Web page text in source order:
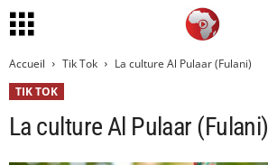
Accueil Tik Tok
La culture Al Pulaar (Fulani)
TIK TOK
La culture Al Pulaar (Fulani)